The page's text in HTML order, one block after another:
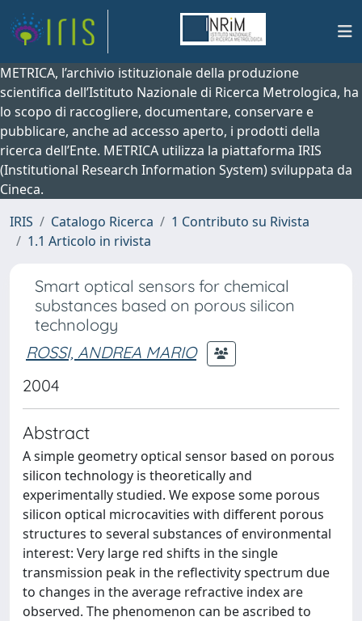
METRICA, l’archivio istituzionale della produzione
scientifica dell’Istituto Nazionale di Ricerca Metrologica, ha
lo scopo di raccogliere, documentare, conservare e
pubblicare, anche ad accesso aperto, i prodotti della
ricerca dell’Ente. METRICA utilizza la piattaforma IRIS
(Institutional Research Information System) sviluppata da
Cineca.
IRIS
Catalogo Ricerca
1 Contributo su Rivista
1.1 Articolo in rivista
Smart optical sensors for chemical
substances based on porous silicon
technology
ROSSI, ANDREA MARIO
2004
Abstract
A simple geometry optical sensor based on porous
silicon technology is theoretically and
experimentally studied. We expose some porous
silicon optical microcavities with different porous
structures to several substances of environmental
interest: Very large red shifts in the single
transmission peak in the reﬂectivity spectrum due
to changes in the average refractive index are
observed. The phenomenon can be ascribed to